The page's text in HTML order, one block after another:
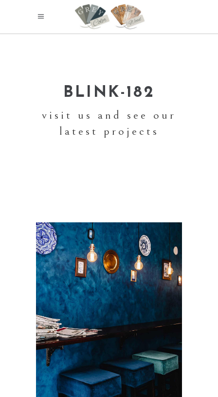
BLINK-182
visit us and see our
latest projects